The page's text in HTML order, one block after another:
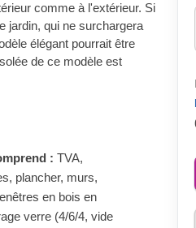
comme à l'extérieur. Si
jardin, qui ne surchargera
élégant pourrait être
de ce modèle est
: TVA,
plancher, murs,
en bois en
verre (4/6/4, vide